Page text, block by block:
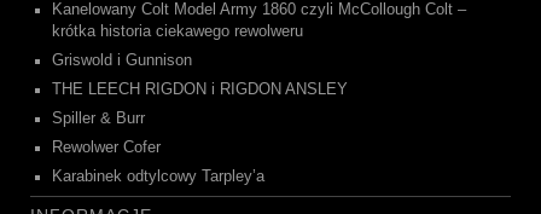
Kanelowany Colt Model Army 1860 czyli McCollough Colt –
krótka historia ciekawego rewolweru
Griswold i Gunnison
THE LEECH RIGDON i RIGDON ANSLEY
Spiller & Burr
Rewolwer Cofer
Karabinek odtylcowy Tarpley’a